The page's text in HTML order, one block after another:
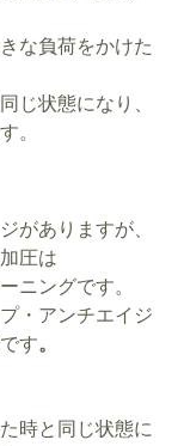
な負荷をかけた
じ状態になり、
。
がありますが、
圧は
ニングです。
・アンチエイジ
す。
時と同じ状態に